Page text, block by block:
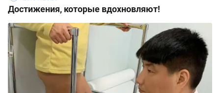
Достижения, которые вдохновляют!